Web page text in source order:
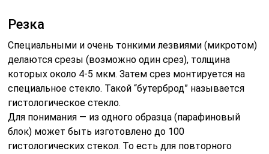
Резка
Специальными и очень тонкими лезвиями (микротом)
делаются срезы (возможно один срез), толщина
которых около 4-5 мкм. Затем срез монтируется на
специальное стекло. Такой “бутерброд” называется
гистологическое стекло.
Для понимания — из одного образца (парафиновый
блок) может быть изготовлено до 100
гистологических стекол. То есть для повторного